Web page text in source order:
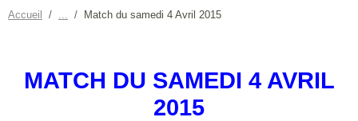
Accueil Match du samedi 4 Avril 2015
MATCH DU SAMEDI 4 AVRIL
2015